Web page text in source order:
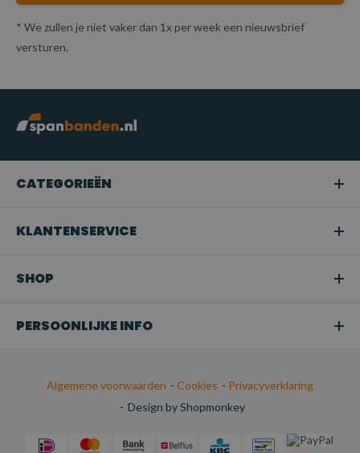
* We zullen je niet vaker dan 1x per week een nieuwsbrief
versturen.
CATEGORIEËN
KLANTENSERVICE
SHOP
PERSOONLIJKE INFO
Algemene voorwaarden - Cookies - Privacyverklaring
- Design by Shopmonkey